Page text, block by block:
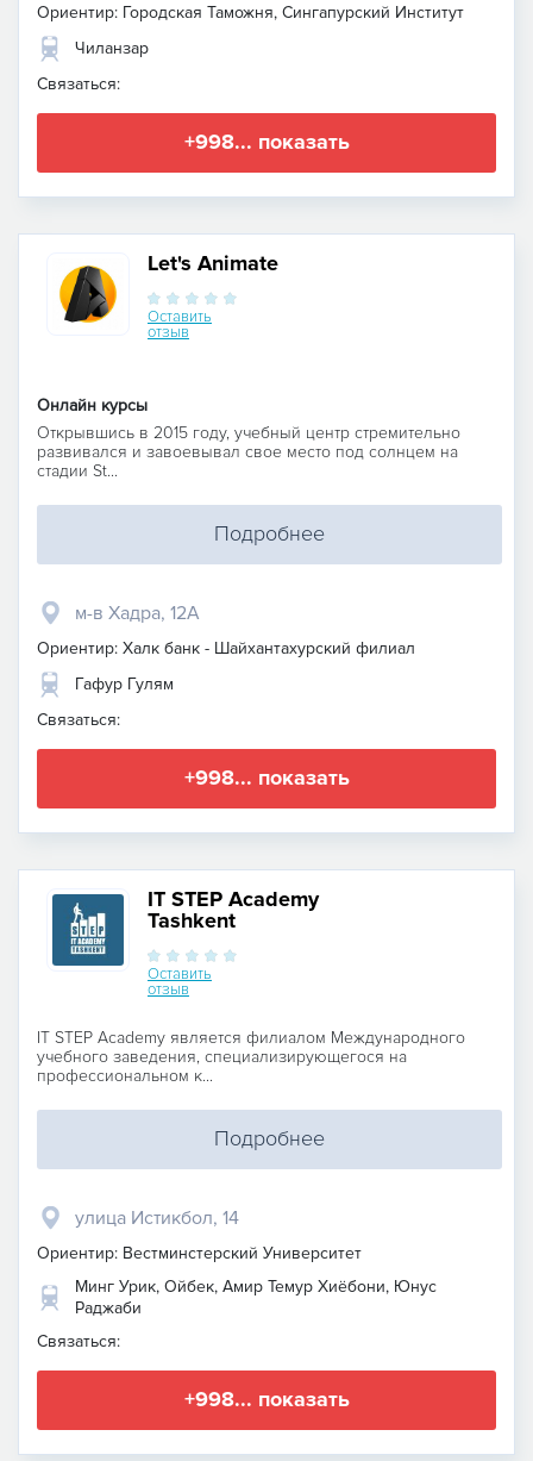
Ориентир: Городская Таможня, Сингапурский Институт
Чиланзар
Связаться:
+998... показать
Let's Animate
Оставить
отзыв
Онлайн курсы
Открывшись в 2015 году, учебный центр стремительно
развивался и завоевывал свое место под солнцем на
стадии St...
Подробнее
м-в Хадра, 12А
Ориентир: Халк банк - Шайхантахурский филиал
Гафур Гулям
Связаться:
+998... показать
IT STEP Academy
Tashkent
Оставить
отзыв
IT STEP Academy является филиалом Международного
учебного заведения, специализирующегося на
профессиональном к...
Подробнее
улица Истикбол, 14
Ориентир: Вестминстерский Университет
Минг Урик, Ойбек, Амир Темур Хиёбони, Юнус
Раджаби
Связаться:
+998... показать